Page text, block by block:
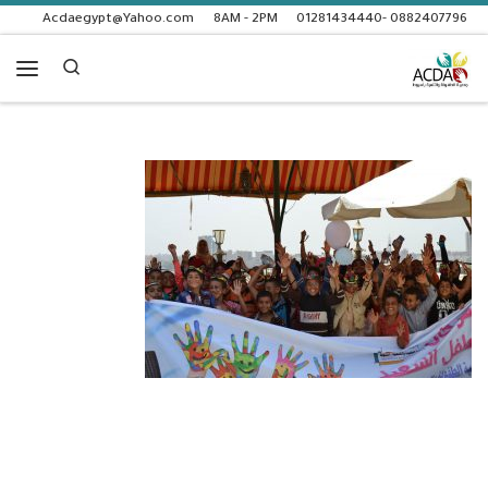
Skip to content
0882407796 -01281434440
8AM - 2PM
Acdaegypt@Yahoo.com
Search